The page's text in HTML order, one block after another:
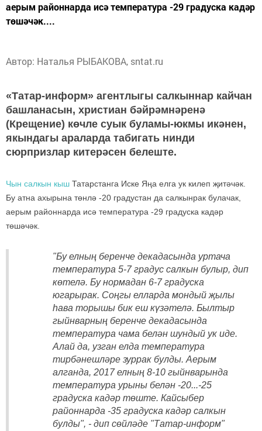
аерым районнарда исә температура -29 градуска кадәр
төшәчәк....
Автор: Наталья РЫБАКОВА, sntat.ru
«Татар-информ» агентлыгы салкыннар кайчан
башланасын, христиан бәйрәмнәренә
(Крещение) көчле суык буламы-юкмы икәнен,
якындагы араларда табигать нинди
сюрпризлар китерәсен белеште.
Чын салкын кыш Татарстанга Иске Яңа елга ук килеп җитәчәк.
Бу атна ахырына төнлә -20 градустан да салкынрак булачак,
аерым районнарда исә температура -29 градуска кадәр
төшәчәк.
"Бу елның беренче декадасында уртача
температура 5-7 градус салкын булыр, дип
көтелә. Бу нормадан 6-7 градуска
югарырак. Соңгы елларда мондый җылы
һава торышы бик еш күзәтелә. Былтыр
гыйнварның беренче декадасында
температура чама белән шундый ук иде.
Алай да, узган елда температура
тирбәнешләре зуррак булды. Аерым
алганда, 2017 елның 8-10 гыйнварында
температура урыны белән -20...-25
градуска кадәр төште. Кайсыбер
районнарда -35 градуска кадәр салкын
булды", - дип сөйләде "Татар-информ"